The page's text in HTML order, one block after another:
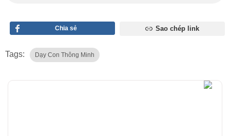
Chia sẻ Sao chép link
Tags: Dạy Con Thông Minh